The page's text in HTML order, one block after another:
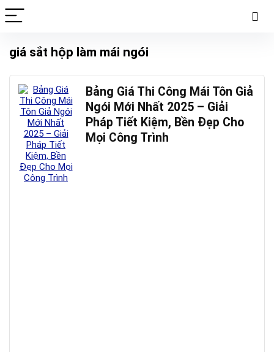
giá sắt hộp làm mái ngói
Bảng Giá Thi Công Mái Tôn Giả
Ngói Mới Nhất 2025 – Giải
Pháp Tiết Kiệm, Bền Đẹp Cho
Mọi Công Trình